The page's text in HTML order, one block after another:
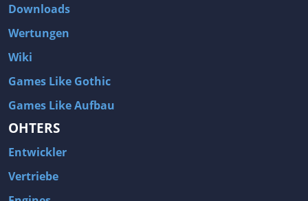
Downloads
Wertungen
Wiki
Games Like Gothic
Games Like Aufbau
OHTERS
Entwickler
Vertriebe